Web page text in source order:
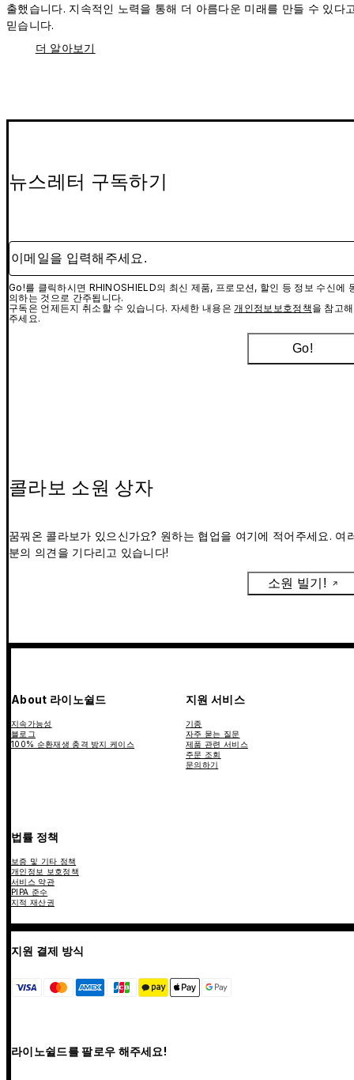
출했습니다. 지속적인 노력을 통해 더 아름다운 미래를 만들 수 있다
믿습니다.
더 알아보기
뉴스레터 구독하기
이메일을 입력해주세요.
Go!를 클릭하시면 RHINOSHIELD의 최신 제품, 프로모션, 할인 등 정보 수신에
의하는 것으로 간주됩니다.
구독은 언제든지 취소할 수 있습니다. 자세한 내용은개인정보보호정책을 참고해
주세요.
Go!
콜라보 소원 상자
꿈꿔온 콜라보가 있으신가요? 원하는 협업을 여기에 적어주세요. 여
분의 의견을 기다리고 있습니다!
소원 빌기!
About 라이노쉴드
지속가능성
블로그
100% 순환재생 충격 방지 케이스
지원 서비스
기종
자주 묻는 질문
제품 관련 서비스
주문 조회
문의하기
법률 정책
보증 및 기타 정책
개인정보 보호정책
서비스 약관
PIPA 준수
지적 재산권
지원 결제 방식
라이노쉴드를 팔로우 해주세요!